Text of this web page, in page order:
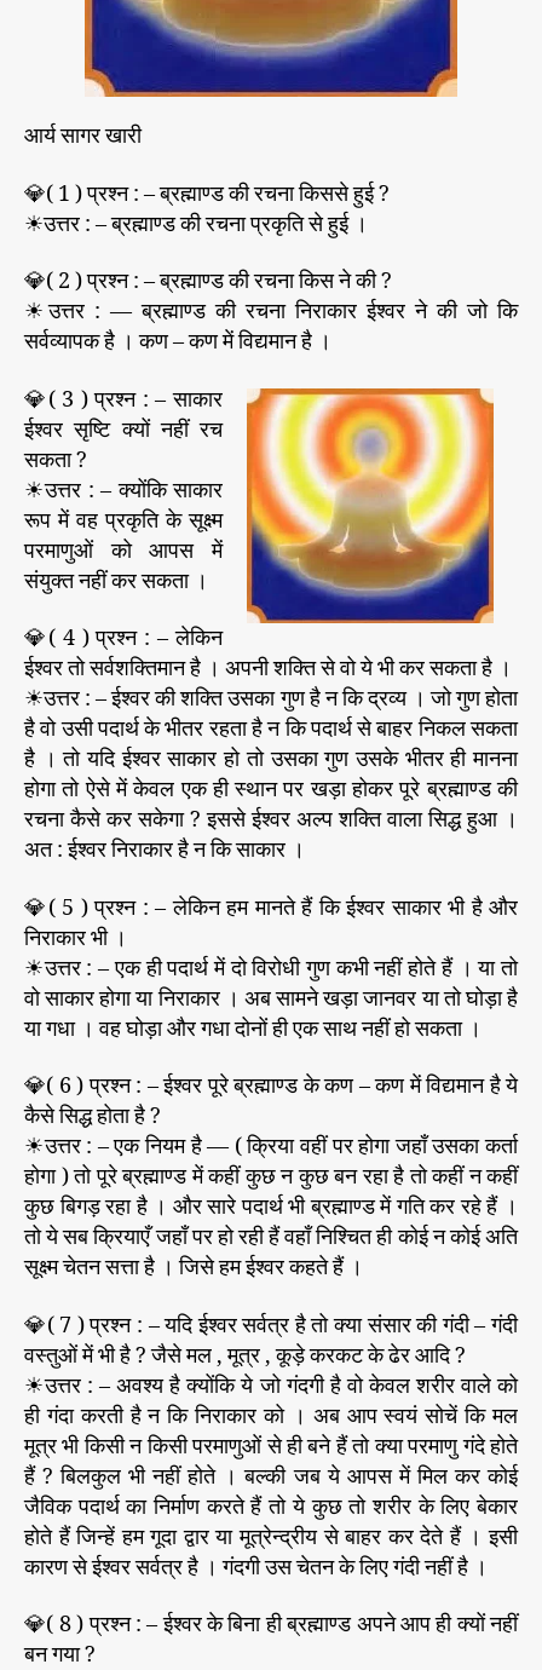
आर्य सागर खारी
💎( 1 ) प्रश्न : – ब्रह्माण्ड की रचना किससे हुई ?
☀उत्तर : – ब्रह्माण्ड की रचना प्रकृति से हुई ।
💎( 2 ) प्रश्न : – ब्रह्माण्ड की रचना किस ने की ?
☀उत्तर : — ब्रह्माण्ड की रचना निराकार ईश्वर ने की जो कि
सर्वव्यापक है । कण – कण में विद्यमान है ।
💎( 3 ) प्रश्न : – साकार
ईश्वर सृष्टि क्यों नहीं रच
सकता ?
☀उत्तर : – क्योंकि साकार
रूप में वह प्रकृति के सूक्ष्म
परमाणुओं को आपस में
संयुक्त नहीं कर सकता ।
💎( 4 ) प्रश्न : – लेकिन
ईश्वर तो सर्वशक्तिमान है । अपनी शक्ति से वो ये भी कर सकता है ।
☀उत्तर : – ईश्वर की शक्ति उसका गुण है न कि द्रव्य । जो गुण होता
है वो उसी पदार्थ के भीतर रहता है न कि पदार्थ से बाहर निकल सकता
है । तो यदि ईश्वर साकार हो तो उसका गुण उसके भीतर ही मानना
होगा तो ऐसे में केवल एक ही स्थान पर खड़ा होकर पूरे ब्रह्माण्ड की
रचना कैसे कर सकेगा ? इससे ईश्वर अल्प शक्ति वाला सिद्ध हुआ ।
अत : ईश्वर निराकार है न कि साकार ।
💎( 5 ) प्रश्न : – लेकिन हम मानते हैं कि ईश्वर साकार भी है और
निराकार भी ।
☀उत्तर : – एक ही पदार्थ में दो विरोधी गुण कभी नहीं होते हैं । या तो
वो साकार होगा या निराकार । अब सामने खड़ा जानवर या तो घोड़ा है
या गधा । वह घोड़ा और गधा दोनों ही एक साथ नहीं हो सकता ।
💎( 6 ) प्रश्न : – ईश्वर पूरे ब्रह्माण्ड के कण – कण में विद्यमान है ये
कैसे सिद्ध होता है ?
☀उत्तर : – एक नियम है — ( क्रिया वहीं पर होगा जहाँ उसका कर्ता
होगा ) तो पूरे ब्रह्माण्ड में कहीं कुछ न कुछ बन रहा है तो कहीं न कहीं
कुछ बिगड़ रहा है । और सारे पदार्थ भी ब्रह्माण्ड में गति कर रहे हैं ।
तो ये सब क्रियाएँ जहाँ पर हो रही हैं वहाँ निश्चित ही कोई न कोई अति
सूक्ष्म चेतन सत्ता है । जिसे हम ईश्वर कहते हैं ।
💎( 7 ) प्रश्न : – यदि ईश्वर सर्वत्र है तो क्या संसार की गंदी – गंदी
वस्तुओं में भी है ? जैसे मल , मूत्र , कूड़े करकट के ढेर आदि ?
☀उत्तर : – अवश्य है क्योंकि ये जो गंदगी है वो केवल शरीर वाले को
ही गंदा करती है न कि निराकार को । अब आप स्वयं सोचें कि मल
मूत्र भी किसी न किसी परमाणुओं से ही बने हैं तो क्या परमाणु गंदे होते
हैं ? बिलकुल भी नहीं होते । बल्की जब ये आपस में मिल कर कोई
जैविक पदार्थ का निर्माण करते हैं तो ये कुछ तो शरीर के लिए बेकार
होते हैं जिन्हें हम गूदा द्वार या मूत्रेन्द्रीय से बाहर कर देते हैं । इसी
कारण से ईश्वर सर्वत्र है । गंदगी उस चेतन के लिए गंदी नहीं है ।
💎( 8 ) प्रश्न : – ईश्वर के बिना ही ब्रह्माण्ड अपने आप ही क्यों नहीं
बन गया ?